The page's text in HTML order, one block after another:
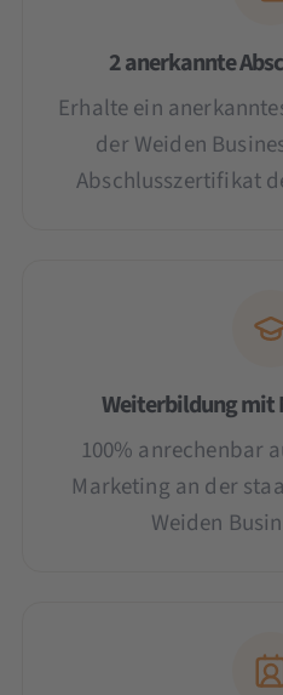
2 anerkannte
Erhalte ein
der Weiden
Abschlusszertifikat
Weiterbildung mit
100% anrechenbar
Marketing an der
Weiden